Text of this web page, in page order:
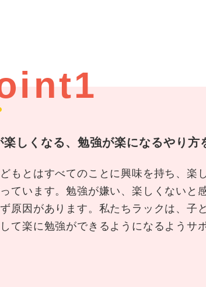
楽しくなる、勉強が楽になるやり方
もとはすべてのことに興味を持ち、楽
ています。勉強が嫌い、楽しくないと
原因があります。私たちラックは、子
て楽に勉強ができるようになるようサ